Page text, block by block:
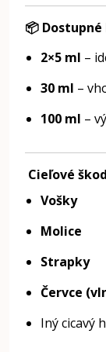
📦
2×5 ml –
30 ml –
100 ml –
Cieľové
Vošky
Molice
Strapky
Červce
Iný cicavý